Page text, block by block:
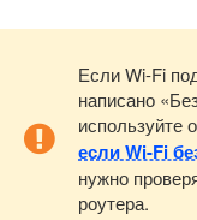
Если Wi-Fi
написано
используйте
если Wi-Fi
нужно
роутера.